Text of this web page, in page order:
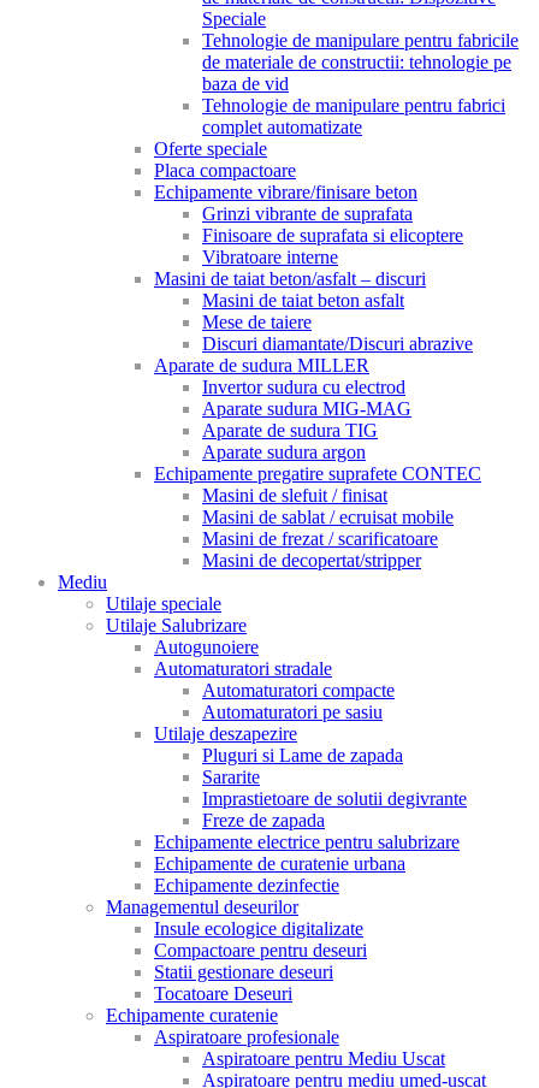
Speciale
Tehnologie de manipulare pentru fabricile
de materiale de constructii: tehnologie pe
baza de vid
Tehnologie de manipulare pentru fabrici
complet automatizate
Oferte speciale
Placa compactoare
Echipamente vibrare/finisare beton
Grinzi vibrante de suprafata
Finisoare de suprafata si elicoptere
Vibratoare interne
Masini de taiat beton/asfalt – discuri
Masini de taiat beton asfalt
Mese de taiere
Discuri diamantate/Discuri abrazive
Aparate de sudura MILLER
Invertor sudura cu electrod
Aparate sudura MIG-MAG
Aparate de sudura TIG
Aparate sudura argon
Echipamente pregatire suprafete CONTEC
Masini de slefuit / finisat
Masini de sablat / ecruisat mobile
Masini de frezat / scarificatoare
Masini de decopertat/stripper
Mediu
Utilaje speciale
Utilaje Salubrizare
Autogunoiere
Automaturatori stradale
Automaturatori compacte
Automaturatori pe sasiu
Utilaje deszapezire
Pluguri si Lame de zapada
Sararite
Imprastietoare de solutii degivrante
Freze de zapada
Echipamente electrice pentru salubrizare
Echipamente de curatenie urbana
Echipamente dezinfectie
Managementul deseurilor
Insule ecologice digitalizate
Compactoare pentru deseuri
Statii gestionare deseuri
Tocatoare Deseuri
Echipamente curatenie
Aspiratoare profesionale
Aspiratoare pentru Mediu Uscat
Aspiratoare pentru mediu umed-uscat